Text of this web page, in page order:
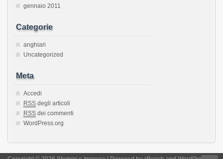
gennaio 2011
Categorie
anghiari
Uncategorized
Meta
Accedi
RSS degli articoli
RSS dei commenti
WordPress.org